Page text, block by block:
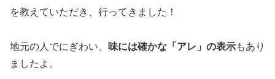
を教えていただき、行ってきました！
地元の人でにぎわい、 味には確かな「アレ」の表示もあり
ましたよ。